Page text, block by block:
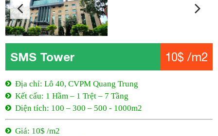
SMS Tower 10$ /m2
Địa chỉ: Lô 40, CVPM Quang Trung
Kết cấu: 1 Hầm – 1 Trệt – 7 Tầng
Diện tích: 100 – 300 – 500 - 1000m2
Giá: 10$ /m2